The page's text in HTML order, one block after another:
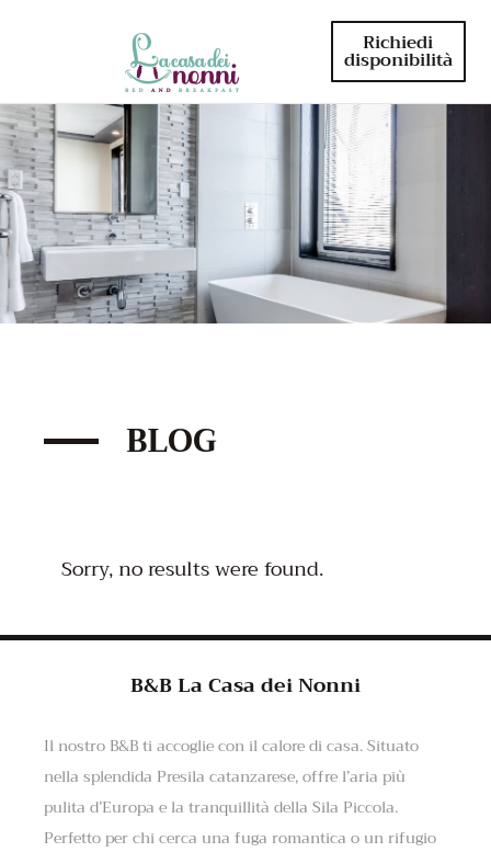
Richiedi
disponibilità
BLOG
Sorry, no results were found.
B&B La Casa dei Nonni
Il nostro B&B ti accoglie con il calore di casa. Situato
nella splendida Presila catanzarese, offre l’aria più
pulita d’Europa e la tranquillità della Sila Piccola.
Perfetto per chi cerca una fuga romantica o un rifugio